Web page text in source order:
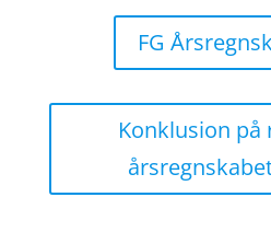
FG
Konklusion på